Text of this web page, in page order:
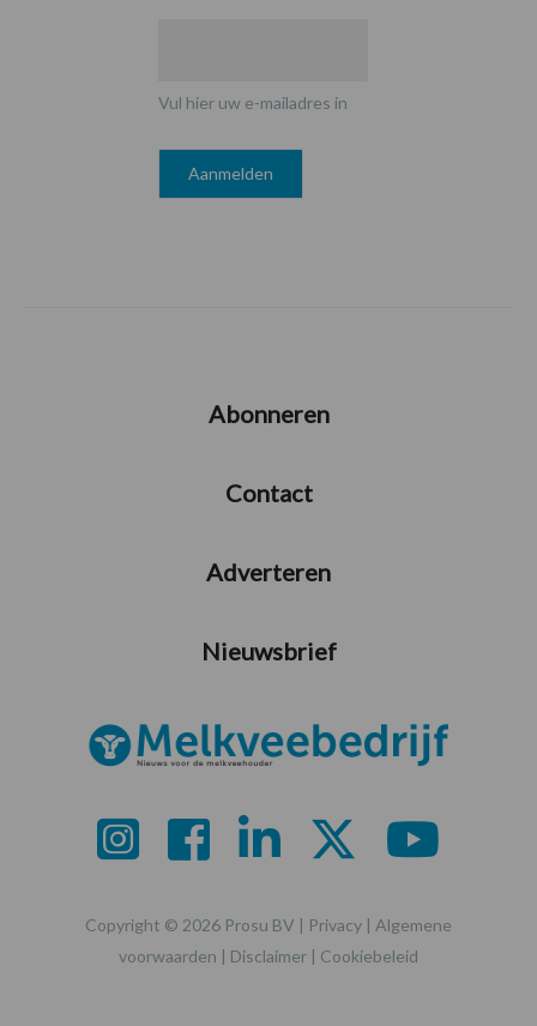
Vul hier uw e-mailadres in
Abonneren
Contact
Adverteren
Nieuwsbrief
Copyright © 2026 Prosu BV | Privacy | Algemene
voorwaarden | Disclaimer | Cookiebeleid